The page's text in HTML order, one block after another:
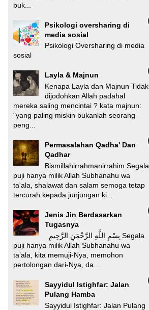
buk...
Psikologi oversharing di
media sosial
Psikologi Oversharing di media
sosial
Layla & Majnun
Kenapa Layla dan Majnun Tidak
dijodohkan Allah padahal
mereka saling mencintai ? kata majnun:
"yang paling miskin bukanlah seorang
peng...
Permasalahan Qadha' Dan
Qadhar
Bismillahirrahmanirrahim Segala
puji hanya milik Allah Subhanahu wa
ta'ala, shalawat dan salam semoga tetap
tercurah kepada junjungan ki...
Jenis Jin Berdasarkan
Tugasnya
puji hanya milik Allah Subhanahu wa
ta’ala, kita memuji-Nya, memohon
pertolongan dari-Nya, da...
Sayyidul Istighfar: Jalan
Pulang Hamba
Sayyidul Istighfar: Jalan Pulang